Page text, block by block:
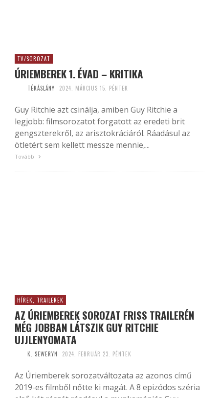
TV/SOROZAT
ÚRIEMBEREK 1. ÉVAD – KRITIKA
TÉKÁSLÁNY 2024. MÁRCIUS 15. PÉNTEK
Guy Ritchie azt csinálja, amiben Guy Ritchie a
legjobb: filmsorozatot forgatott az eredeti brit
gengszterekről, az arisztokráciáról. Ráadásul az
ötletért sem kellett messze mennie,...
Tovább
HÍREK, TRAILEREK
AZ ÚRIEMBEREK SOROZAT FRISS TRAILERÉN
MÉG JOBBAN LÁTSZIK GUY RITCHIE
UJJLENYOMATA
K. SEWERYN 2024. FEBRUÁR 23. PÉNTEK
Az Úriemberek sorozatváltozata az azonos című
2019-es filmből nőtte ki magát. A 8 epizódos széria